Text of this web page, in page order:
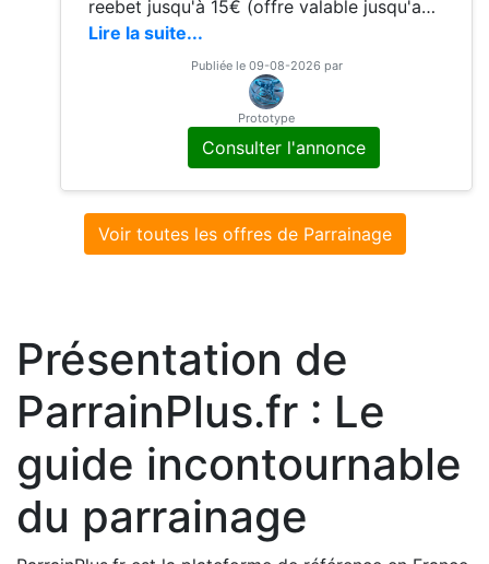
reebet jusqu'à 15€ (offre valable jusqu'au
31 août à 23h59) BONUS 2 : Si ton premie
r pari est perdant, il t'est remboursé en cré
dits freebet (jusqu'à 100€) Par exemple : -
Ton premier pari à 10€ est perdant ? 10€ d
e crédits freebet offerts - Ton premier pari
Lire la suite...
Publiée le 09-08-2026 par
Prototype
Consulter l'annonce
Voir toutes les offres de Parrainage
Présentation de
ParrainPlus.fr : Le
guide incontournable
du parrainage